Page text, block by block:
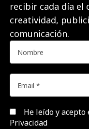
recibir cada día el
creatividad,
comunicación.
He leído y acepto
Privacidad